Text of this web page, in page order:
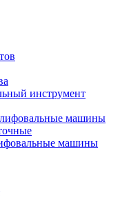
инструмент
машины
машины